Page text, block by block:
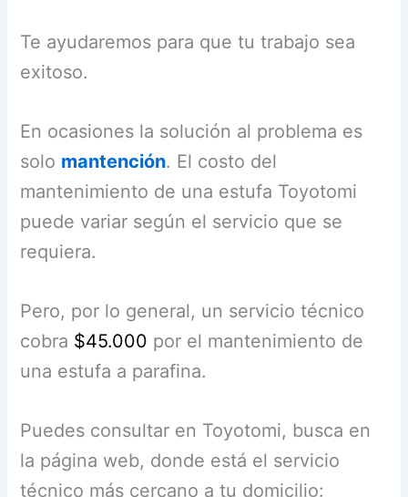
Te ayudaremos para que tu trabajo sea
exitoso.
En ocasiones la solución al problema es
solo mantención. El costo del
mantenimiento de una estufa Toyotomi
puede variar según el servicio que se
requiera.
Pero, por lo general, un servicio técnico
cobra $45.000 por el mantenimiento de
una estufa a parafina.
Puedes consultar en Toyotomi, busca en
la página web, donde está el servicio
técnico más cercano a tu domicilio: